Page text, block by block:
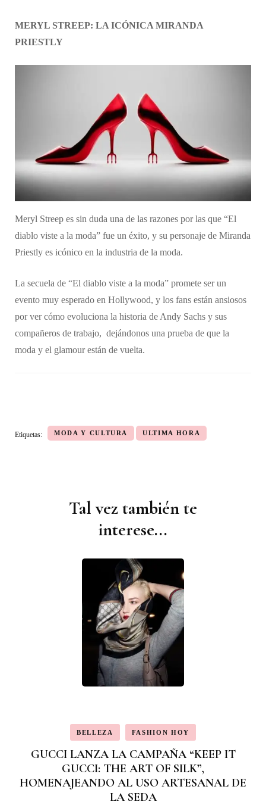
MERYL STREEP: LA ICÓNICA MIRANDA
PRIESTLY
Meryl Streep es sin duda una de las razones por las que “El
diablo viste a la moda” fue un éxito, y su personaje de Miranda
Priestly es icónico en la industria de la moda.
La secuela de “El diablo viste a la moda” promete ser un
evento muy esperado en Hollywood, y los fans están ansiosos
por ver cómo evoluciona la historia de Andy Sachs y sus
compañeros de trabajo, dejándonos una prueba de que la
moda y el glamour están de vuelta.
Etiquetas: MODA Y CULTURA ULTIMA HORA
Tal vez también te
interese...
BELLEZA FASHION HOY
GUCCI LANZA LA CAMPAÑA “KEEP IT
GUCCI: THE ART OF SILK”,
HOMENAJEANDO AL USO ARTESANAL DE
LA SEDA